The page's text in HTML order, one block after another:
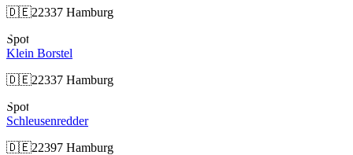
🇩🇪22337 Hamburg
Spot
Klein Borstel
🇩🇪22337 Hamburg
Spot
Schleusenredder
🇩🇪22397 Hamburg